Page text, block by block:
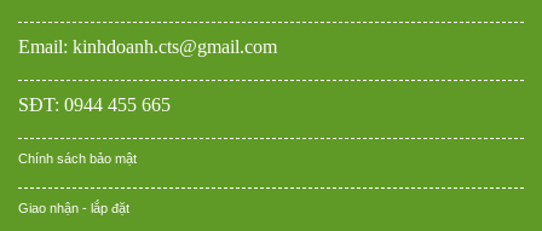
Email: kinhdoanh.cts@gmail.com
SĐT: 0944 455 665
Chính sách bảo mật
Giao nhận - lắp đặt